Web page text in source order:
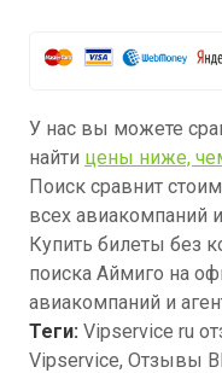
У нас вы можете
найти цены ниже,
Поиск сравнит
всех авиакомпаний
Купить билеты без
поиска Аймиго на
авиакомпаний и
Теги: Vipservice ru
Vipservice, Отзывы